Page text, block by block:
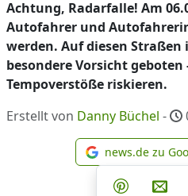
Achtung, Radarfalle! Am
Autofahrer und
werden. Auf diesen
besondere Vorsicht
Tempoverstöße riskieren.
Erstellt von Danny Büchel -
news.de zu
Teilen
Teilen